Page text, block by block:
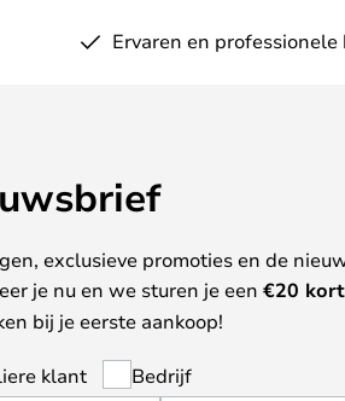
Ervaren en
exclusieve promoties en de
je nu en we sturen je een €20
bij je eerste aankoop!
klant Bedrijf